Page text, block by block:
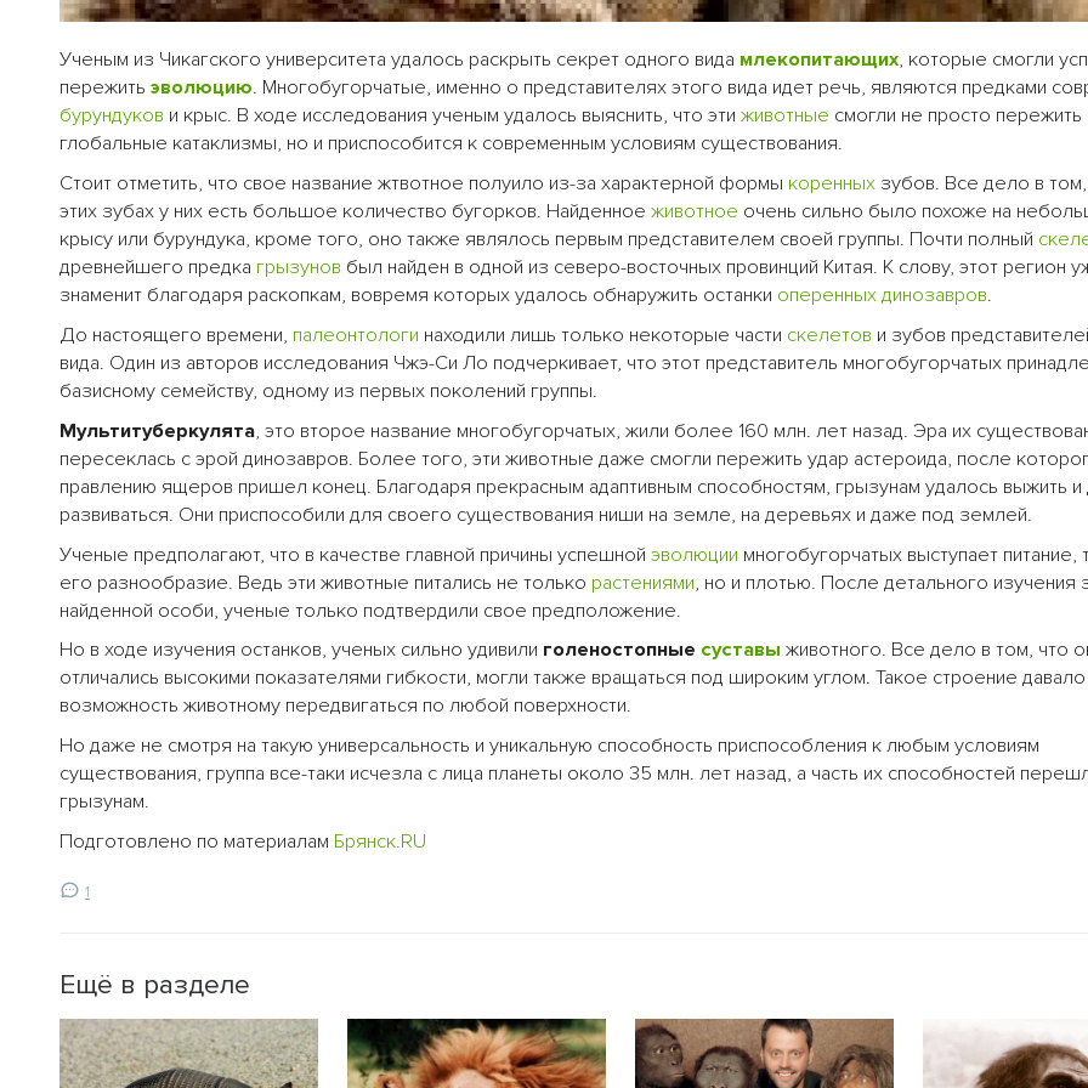
Ученым из Чикагского университета удалось раскрыть секрет одного вида млекопитающих, которые смогли
пережить эволюцию. Многобугорчатые, именно о представителях этого вида идет речь, являются предками
бурундуков и крыс. В ходе исследования ученым удалось выяснить, что эти животные смогли не просто пережить
глобальные катаклизмы, но и приспособится к современным условиям существования.
Стоит отметить, что свое название жтвотное полуило из-за характерной формы коренных зубов. Все дело в том,
этих зубах у них есть большое количество бугорков. Найденное животное очень сильно было похоже на
крысу или бурундука, кроме того, оно также являлось первым представителем своей группы. Почти полный
древнейшего предка грызунов был найден в одной из северо-восточных провинций Китая. К слову, этот регион
знаменит благодаря раскопкам, вовремя которых удалось обнаружить останки оперенных динозавров.
До настоящего времени, палеонтологи находили лишь только некоторые части скелетов и зубов
вида. Один из авторов исследования Чжэ-Си Ло подчеркивает, что этот представитель многобугорчатых
базисному семейству, одному из первых поколений группы.
Мультитуберкулята, это второе название многобугорчатых, жили более 160 млн. лет назад. Эра их
пересеклась с эрой динозавров. Более того, эти животные даже смогли пережить удар астероида, после
правлению ящеров пришел конец. Благодаря прекрасным адаптивным способностям, грызунам удалось выжить
развиваться. Они приспособили для своего существования ниши на земле, на деревьях и даже под землей.
Ученые предполагают, что в качестве главной причины успешной эволюции многобугорчатых выступает питание,
его разнообразие. Ведь эти животные питались не только растениями, но и плотью. После детального изучения
найденной особи, ученые только подтвердили свое предположение.
Но в ходе изучения останков, ученых сильно удивили голеностопные суставы животного. Все дело в том, что
отличались высокими показателями гибкости, могли также вращаться под широким углом. Такое строение давало
возможность животному передвигаться по любой поверхности.
Но даже не смотря на такую универсальность и уникальную способность приспособления к любым условиям
существования, группа все-таки исчезла с лица планеты около 35 млн. лет назад, а часть их способностей
грызунам.
Подготовлено по материалам Брянск.RU
1
Ещё в разделе